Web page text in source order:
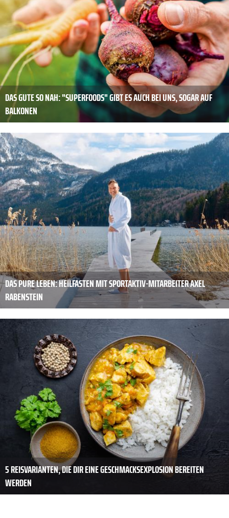
DAS GUTE SO NAH: "SUPERFOODS" GIBT ES AUCH BEI UNS, SOGAR AUF
BALKONEN
DAS PURE LEBEN: HEILFASTEN MIT SPORTAKTIV-MITARBEITER AXEL
RABENSTEIN
5 REISVARIANTEN, DIE DIR EINE GESCHMACKSEXPLOSION BEREITEN
WERDEN